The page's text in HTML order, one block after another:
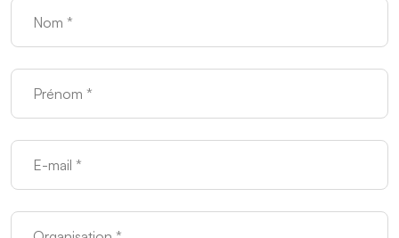
Nom
Prénom
Courriel
Organisation